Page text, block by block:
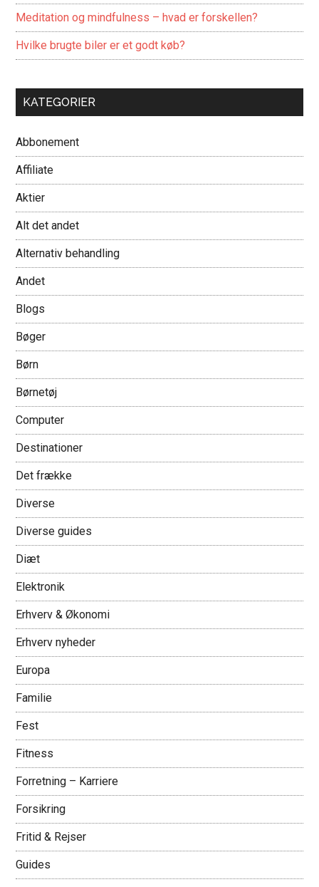
Meditation og mindfulness – hvad er forskellen?
Hvilke brugte biler er et godt køb?
KATEGORIER
Abbonement
Affiliate
Aktier
Alt det andet
Alternativ behandling
Andet
Blogs
Bøger
Børn
Børnetøj
Computer
Destinationer
Det frække
Diverse
Diverse guides
Diæt
Elektronik
Erhverv & Økonomi
Erhverv nyheder
Europa
Familie
Fest
Fitness
Forretning – Karriere
Forsikring
Fritid & Rejser
Guides